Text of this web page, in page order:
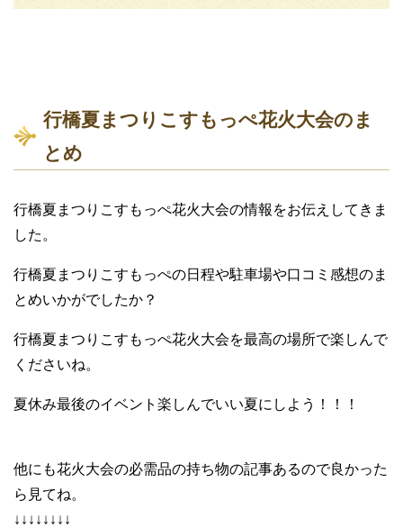
行橋夏まつりこすもっぺ花火大会のま
とめ
行橋夏まつりこすもっぺ花火大会の情報をお伝えしてきま
した。
行橋夏まつりこすもっぺの日程や駐車場や口コミ感想のま
とめいかがでしたか？
行橋夏まつりこすもっぺ花火大会を最高の場所で楽しんで
くださいね。
夏休み最後のイベント楽しんでいい夏にしよう！！！
他にも花火大会の必需品の持ち物の記事あるので良かった
ら見てね。
↓↓↓↓↓↓↓↓